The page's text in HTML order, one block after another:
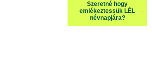
Szeretné hogy
emlékeztessük LÉL
névnapjára?